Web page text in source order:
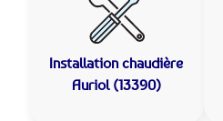
Installation chaudière
Auriol (13390)